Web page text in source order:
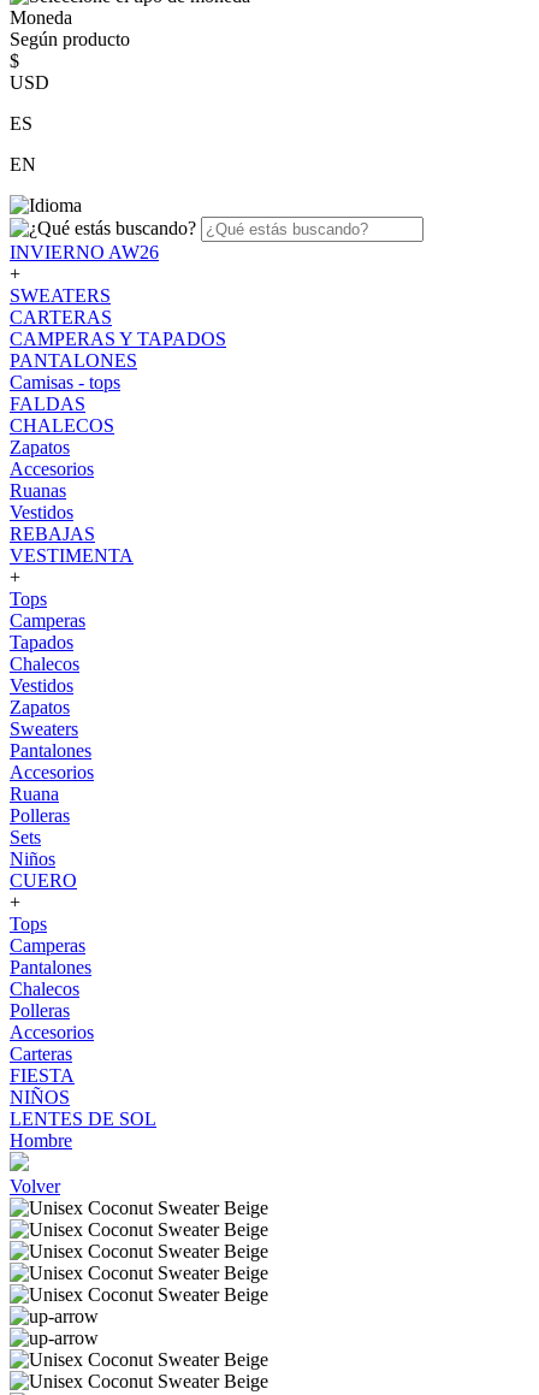
Moneda
Según producto
$
USD
ES
EN
INVIERNO AW26
+
SWEATERS
CARTERAS
CAMPERAS Y TAPADOS
PANTALONES
Camisas - tops
FALDAS
CHALECOS
Zapatos
Accesorios
Ruanas
Vestidos
REBAJAS
VESTIMENTA
+
Tops
Camperas
Tapados
Chalecos
Vestidos
Zapatos
Sweaters
Pantalones
Accesorios
Ruana
Polleras
Sets
Niños
CUERO
+
Tops
Camperas
Pantalones
Chalecos
Polleras
Accesorios
Carteras
FIESTA
NIÑOS
LENTES DE SOL
Hombre
Volver